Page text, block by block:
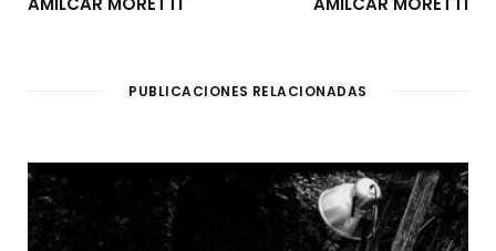
PUBLICACIONES RELACIONADAS